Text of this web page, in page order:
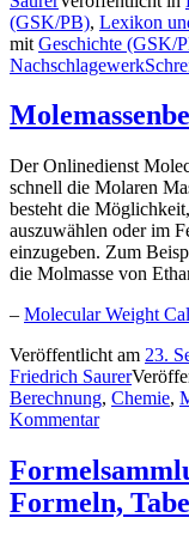
(GSK/PB), Lexikon
mit Geschichte (GSK/
Nachschlagewerk
Der Onlinedienst
schnell die Molaren
besteht die
auszuwählen oder im
einzugeben. Zum
die Molmasse von
– Molecular Weight
Veröffentlicht am 23.
Friedrich Saurer
Berechnung, Chemie,
Kommentar
Formeln,